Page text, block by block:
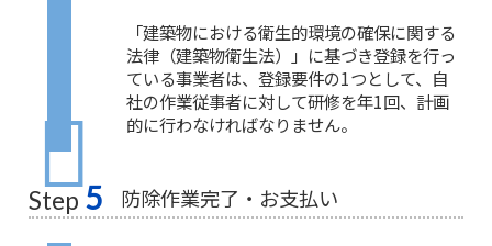
「建築物における衛生的環境の確保に関する
法律（建築物衛生法）」に基づき登録を行っ
ている事業者は、登録要件の1つとして、自
社の作業従事者に対して研修を年1回、計画
的に行わなければなりません。
Step 5 防除作業完了・お支払い